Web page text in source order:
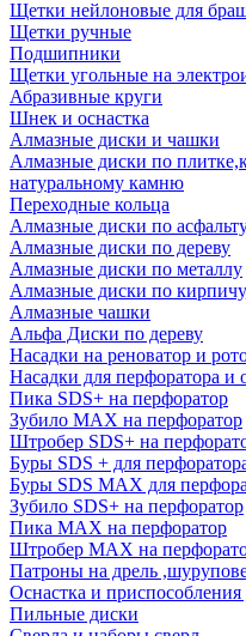
Щетки нейлоновые для
Щетки ручные
Подшипники
Щетки угольные на
Абразивные круги
Шнек и оснастка
Алмазные диски и чашки
Алмазные диски по
натуральному камню
Переходные кольца
Алмазные диски по
Алмазные диски по дереву
Алмазные диски по металлу
Алмазные диски по
Алмазные чашки
Альфа Диски по дереву
Насадки на реноватор и
Насадки для перфоратора и
Пика SDS+ на перфоратор
Зубило MAX на перфоратор
Штробер SDS+ на
Буры SDS + для
Буры SDS MAX для
Зубило SDS+ на перфоратор
Пика MAX на перфоратор
Штробер MAX на
Патроны на дрель
Оснастка и
Пильные диски